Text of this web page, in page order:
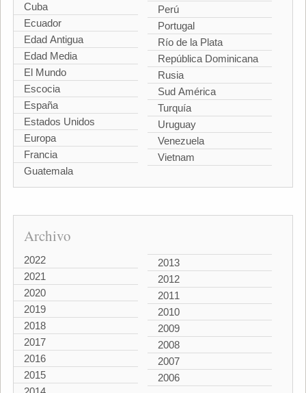
Cuba
Ecuador
Edad Antigua
Edad Media
El Mundo
Escocia
España
Estados Unidos
Europa
Francia
Guatemala
Perú
Portugal
Río de la Plata
República Dominicana
Rusia
Sud América
Turquía
Uruguay
Venezuela
Vietnam
Archivo
2022
2021
2020
2019
2018
2017
2016
2015
2013
2012
2011
2010
2009
2008
2007
2006